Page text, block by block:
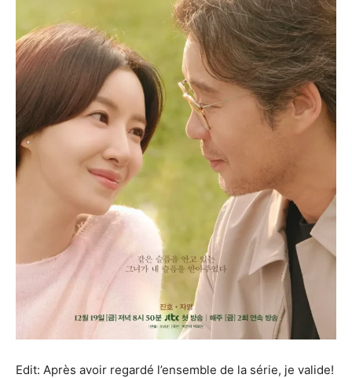
Edit: Après avoir regardé l’ensemble de la série, je valide!